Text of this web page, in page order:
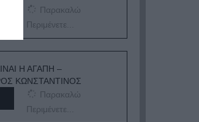
Παρακαλώ
Περιμένετε...
Η ΑΓΑΠΗ –
ΚΩΝΣΤΑΝΤΙΝΟΣ
Παρακαλώ
Περιμένετε...